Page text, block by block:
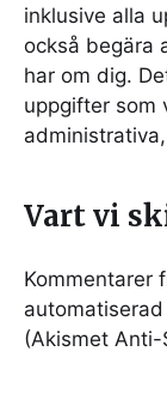
inklusive alla
också begära
har om dig.
uppgifter som
Vart vi
Kommentarer
(Akismet Anti-